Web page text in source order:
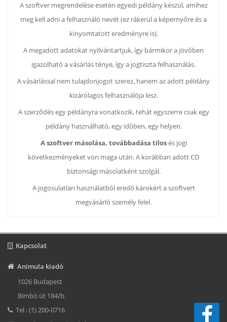
A szoftver megrendelése esetén egyedi példány készül, amihez
meg kell adni a felhasználó nevét (ez rákerül a képernyőre és a
kinyomtatott eredményre is).
A megadott adatokat nyilvántartjuk, így bármikor a jövőben
igazolható a vásárlás ténye, így a jogtiszta felhasználás.
A vásárlással nem tulajdonjogot szerez, hanem az adott példány
kizárólagos felhasználója lesz.
A szerződés egy példányra vonatkozik, tehát egyszerre csak egy
példány használható, egy időben, egy helyen.
A szoftver másolása, továbbadása tilosés jogi
következményeket von maga után. A korábban adott CD
biztonsági másolatként szolgál.
A jogosulatlan használatból eredő károkért a szoftvert
megvásárló személy felel.
Kapcsolat
Animula kiadó
1026 Budapest
Bimbó út 184/b.
Tel : (1) 200-0716